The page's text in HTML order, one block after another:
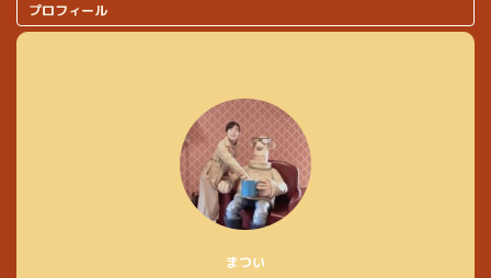
プロフィール
まつい